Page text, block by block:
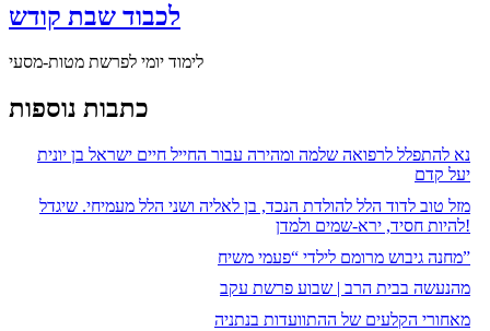
לכבוד שבת קודש
לימוד יומי לפרשת מטות-מסעי
כתבות נוספות
נא להתפלל לרפואה שלמה ומהירה עבור החייל חיים ישראל בן יונית
יעל קדם
מזל טוב לדוד הלל להולדת הנכד, בן לאליה ושני הלל מעמיחי. שיגדל
להיות חסיד, ירא-שמים ולמדן!
מחנה גיבוש מרומם לילדי “פעמי משיח”
מהנעשה בבית הרב | שבוע פרשת עקב
מאחורי הקלעים של ההתוועדות בנתניה